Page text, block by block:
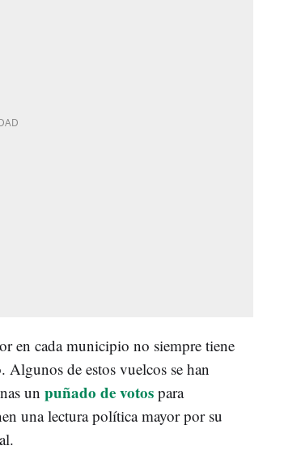
en cada municipio no siempre tiene
Algunos de estos vuelcos se han
un puñado de votos para
una lectura política mayor por su